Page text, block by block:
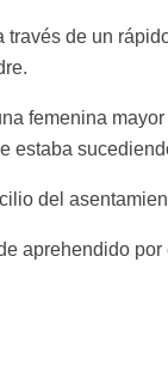
de un
femenina
estaba
del
aprehendido